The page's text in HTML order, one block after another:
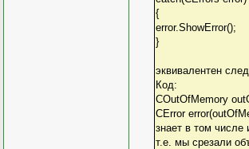
{
error.ShowError();
}
эквивалентен
Код:
COutOfMemory
CError
знает в том числе
т.е. мы срезали